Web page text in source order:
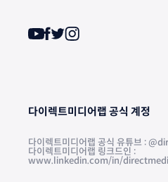
다이렉트미디어랩 공식 계정
다이렉트미디어랩 공식 유튜브 :
다이렉트미디어랩 링크드인 :
www.linkedin.com/in/